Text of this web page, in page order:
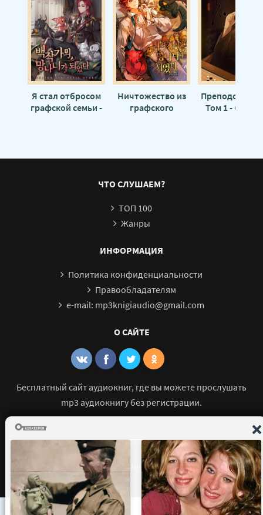
Я стал отбросом
графской семьи -
Ничтожество из
графского
Преподобный
Том 1 - Gu
ЧТО СЛУШАЕМ?
ТОП 100
Жанры
ИНФОРМАЦИЯ
Политика конфиденциальности
Правообладателям
e-mail: mp3knigiaudio@gmail.com
О САЙТЕ
Бесплатный сайт аудиокниг, где вы можете прослушать
mp3 аудиокнигу без регистрации.
© 2021 - 2026 mp3-knigi-audio.com Все права защищены